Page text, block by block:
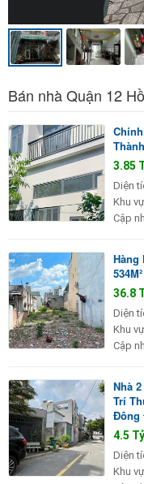
Bán nhà Quận 12
3.85
Diện
Khu
Cập
Hàng
36.8
Diện
Khu
Cập
Nhà
Trí
Đông
4.5 Tỷ
Diện
Khu